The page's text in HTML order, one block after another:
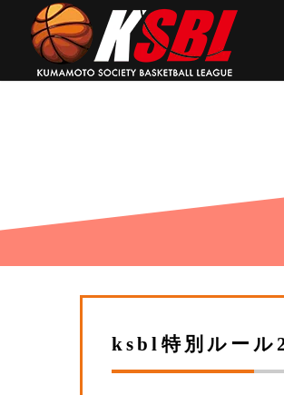
ksbl特別ルール